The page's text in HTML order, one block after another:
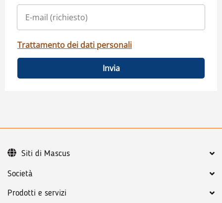
Trattamento dei dati personali
Invia
Società
Prodotti e servizi
Siti di Mascus